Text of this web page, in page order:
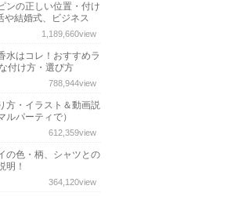
ンの正しい位置・付け
や結婚式、ビジネス
1,189,660view
水はコレ！おすすめラ
付け方・選び方
788,944view
方・イラスト＆動画説
ルパーティで）
612,359view
の色・柄、シャツとの
明！
364,120view